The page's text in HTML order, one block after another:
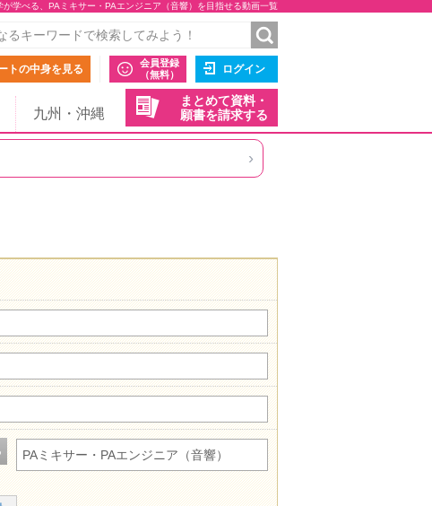
が学べる、PAミキサー・PAエンジニア（音響）を目指せる動画一覧
トの中身を見る
会員登録
（無料）
ログイン
まとめて資料・
願書を請求する
九州・沖縄
›
PAミキサー・PAエンジニア（音響）